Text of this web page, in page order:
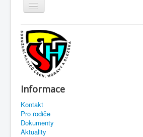
Informace
Kontakt
Pro rodiče
Dokumenty
Aktuality